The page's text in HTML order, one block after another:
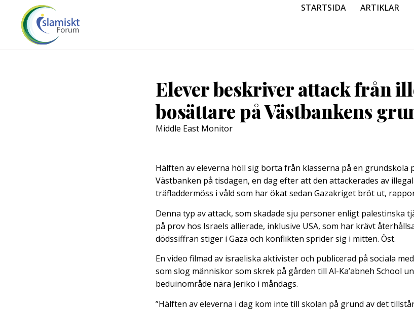
STARTSIDA ARTIKLAR
Elever beskriver attack från
bosättare på Västbankens
Middle East Monitor
Hälften av eleverna höll sig borta från klasserna på en grundskola
Västbanken på tisdagen, en dag efter att den attackerades av
träfladdermöss i våld som har ökat sedan Gazakriget bröt ut,
Denna typ av attack, som skadade sju personer enligt palestinska
på prov hos Israels allierade, inklusive USA, som har krävt
dödssiffran stiger i Gaza och konflikten sprider sig i mitten. Öst.
En video filmad av israeliska aktivister och publicerad på sociala
som slog människor som skrek på gården till Al-Ka’abneh School
beduinområde nära Jeriko i måndags.
”Hälften av eleverna i dag kom inte till skolan på grund av det